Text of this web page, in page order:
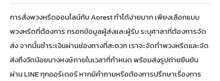
การสั่งพวงหรีดออนไลน์กับ Aorest ทำได้ง่ายมาก เพียงเลือกแบบ
พวงหรีดที่ต้องการ กรอกข้อมูลผู้ส่งและผู้รับ ระบุศาลาที่ต้องการจัด
ส่ง จากนั้นชำระเงินผ่านช่องทางที่สะดวก เราจะจัดทำพวงหรีดและจัด
ส่งถึงวัดน้อยนางหงษ์ภายในเวลาที่กำหนด พร้อมส่งรูปถ่ายยืนยัน
ผ่าน LINE ทุกออร์เดอร์ หากมีคำถามหรือต้องการปรึกษาเรื่องการ